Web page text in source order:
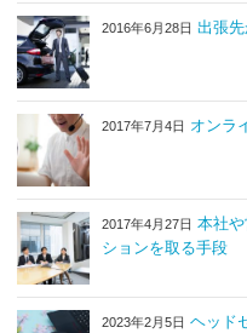
2016年6月28日 出張
2017年7月4日 オンラ
2017年4月27日 本社
ションを取る手段
2023年2月5日 ヘッド